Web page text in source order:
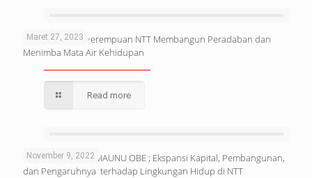
Maret 27, 2023
Hutan: Tempat Perempuan NTT Membangun Peradaban dan
Menimba Mata Air Kehidupan
Read more
November 9, 2022
OPINI : DUNSTAN MAUNU OBE ; Ekspansi Kapital, Pembangunan,
dan Pengaruhnya terhadap Lingkungan Hidup di NTT